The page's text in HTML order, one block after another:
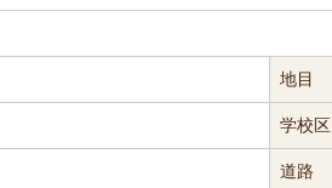
地目
学校区
道路